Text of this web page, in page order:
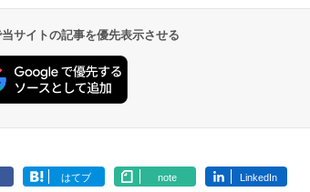
サイトの記事を優先表示させる
はてブ note LinkedIn